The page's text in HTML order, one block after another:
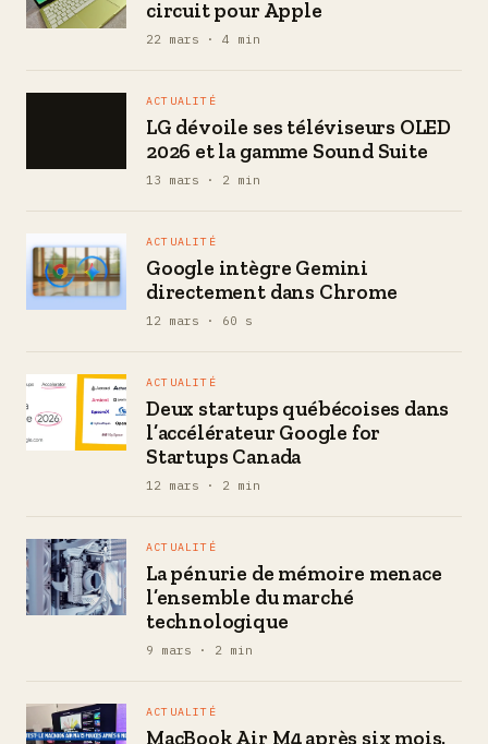
circuit pour Apple
22 mars · 4 min
ACTUALITÉ
LG dévoile ses téléviseurs OLED
2026 et la gamme Sound Suite
13 mars · 2 min
ACTUALITÉ
Google intègre Gemini
directement dans Chrome
12 mars · 60 s
ACTUALITÉ
Deux startups québécoises dans
l’accélérateur Google for
Startups Canada
12 mars · 2 min
ACTUALITÉ
La pénurie de mémoire menace
l’ensemble du marché
technologique
9 mars · 2 min
ACTUALITÉ
MacBook Air M4 après six mois.